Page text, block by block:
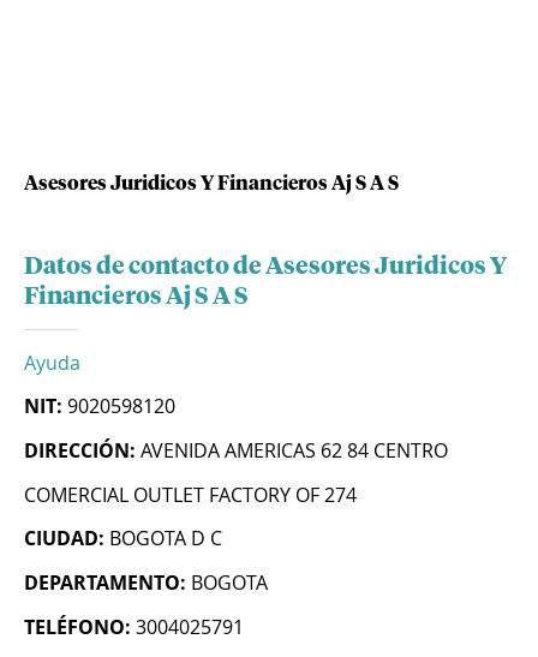
Asesores Juridicos Y Financieros Aj S A S
Datos de contacto de Asesores Juridicos Y
Financieros Aj S A S
Ayuda
NIT: 9020598120
DIRECCIÓN: AVENIDA AMERICAS 62 84 CENTRO
COMERCIAL OUTLET FACTORY OF 274
CIUDAD: BOGOTA D C
DEPARTAMENTO: BOGOTA
TELÉFONO: 3004025791